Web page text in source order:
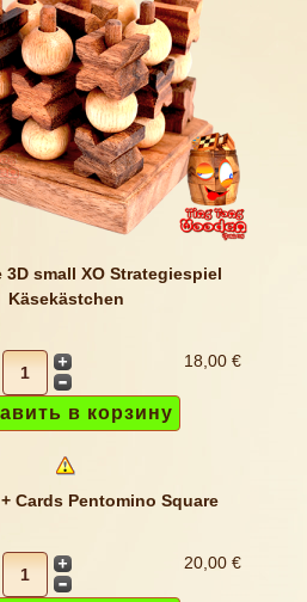
3D small XO Strategiespiel
Käsekästchen
18,00 €
Cards Pentomino Square
20,00 €